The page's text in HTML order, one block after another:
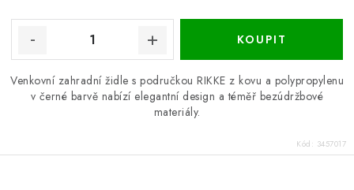
Venkovní zahradní židle s područkou RIKKE z kovu a polypropylenu
v černé barvě nabízí elegantní design a téměř bezúdržbové
materiály.
Kód: 3457017